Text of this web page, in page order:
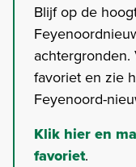
Blijf op de
achtergronden.
favoriet en zie
Feyenoord-
Klik hier en
favoriet.